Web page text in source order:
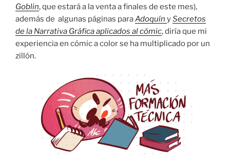
Goblin, que estará a la venta a finales de este mes),
además de algunas páginas paraAdoquín ySecretos
de la Narrativa Gráfica aplicados al cómic, diría que mi
experiencia en cómic a color se ha multiplicado por un
zillón.